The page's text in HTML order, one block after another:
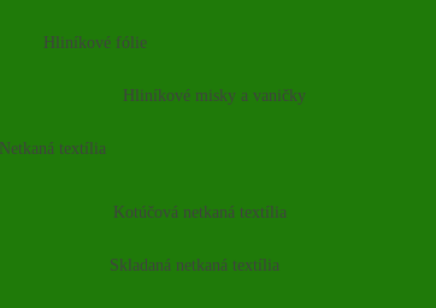
Hliníkové fólie
Hliníkové misky a vaničky
Netkaná textília
Kotúčová netkaná textília
Skladaná netkaná textília